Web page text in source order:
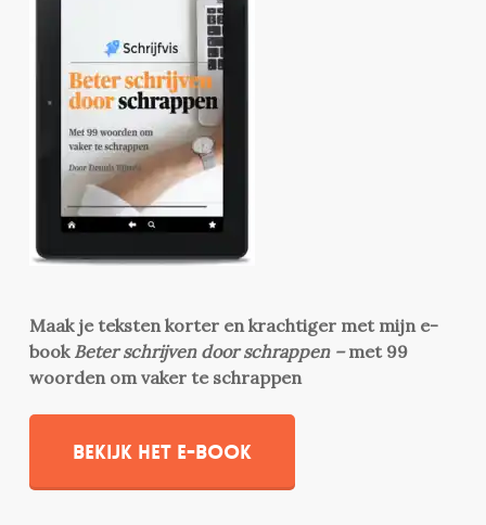
Maak je teksten korter en krachtiger met mijn e-
book Beter schrijven door schrappen –met 99
woorden om vaker te schrappen
Bekijk het e-book